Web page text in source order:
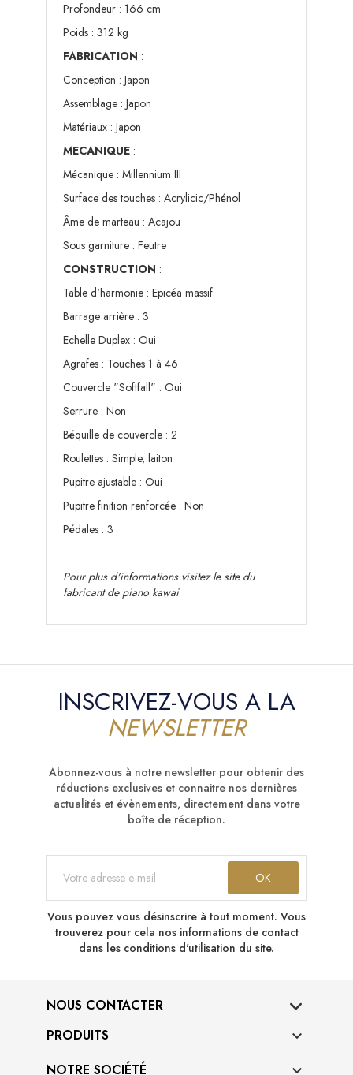
Profondeur : 166 cm
Poids : 312 kg
FABRICATION :
Conception : Japon
Assemblage : Japon
Matériaux : Japon
MECANIQUE :
Mécanique : Millennium III
Surface des touches : Acrylicic/Phénol
Âme de marteau : Acajou
Sous garniture : Feutre
CONSTRUCTION :
Table d'harmonie : Epicéa massif
Barrage arrière : 3
Echelle Duplex : Oui
Agrafes : Touches 1 à 46
Couvercle "Softfall" : Oui
Serrure : Non
Béquille de couvercle : 2
Roulettes : Simple, laiton
Pupitre ajustable : Oui
Pupitre finition renforcée : Non
Pédales : 3
Pour plus d'informations visitez le site du
fabricant de piano kawai
INSCRIVEZ-VOUS A LA
NEWSLETTER
Abonnez-vous à notre newsletter pour obtenir des
réductions exclusives et connaitre nos dernières
actualités et évènements, directement dans votre
boîte de réception.
Vous pouvez vous désinscrire à tout moment. Vous
trouverez pour cela nos informations de contact
dans les conditions d'utilisation du site.
NOUS CONTACTER
PRODUITS

NOTRE SOCIÉTÉ